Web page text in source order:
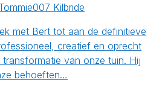
Kilbride
met Bert tot aan de definitieve
creatief en oprecht
van onze tuin. Hij
behoeften…